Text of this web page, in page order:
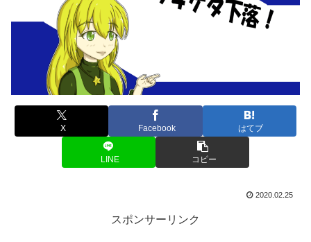
X Facebook はてブ
LINE コピー
2020.02.25
スポンサーリンク